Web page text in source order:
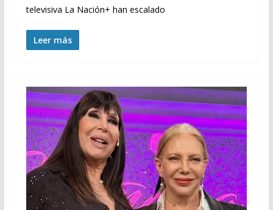
televisiva La Nación+ han escalado
Leer más